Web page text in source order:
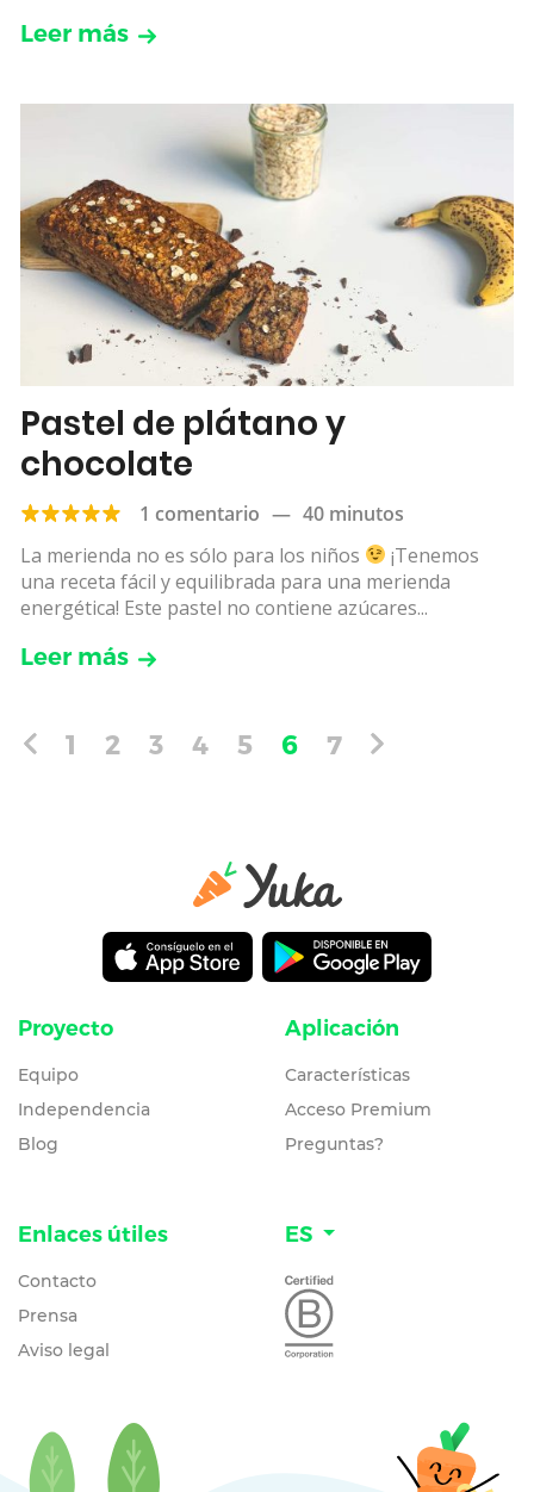
Leer más
Pastel de plátano y
chocolate
1 comentario — 40 minutos
La merienda no es sólo para los niños
¡Tenemos
una receta fácil y equilibrada para una merienda
energética! Este pastel no contiene azúcares...
Leer más
1 2 3 4 5 6 7
Proyecto
Equipo
Independencia
Blog
Aplicación
Características
Acceso Premium
Preguntas?
Enlaces útiles
Contacto
Prensa
Aviso legal
ES